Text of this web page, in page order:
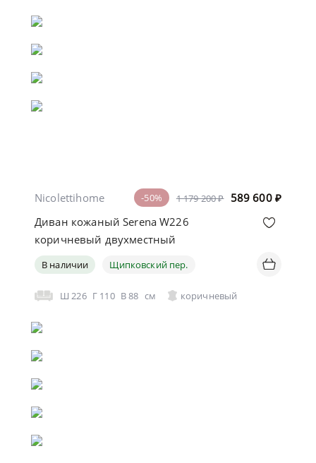
1 179 200 ₽ 589 600 ₽
-50%
Nicolettihome
Диван кожаный Serena W226
коричневый двухместный
В наличии Щипковский пер.
Ш 226 Г 110 В88 см коричневый